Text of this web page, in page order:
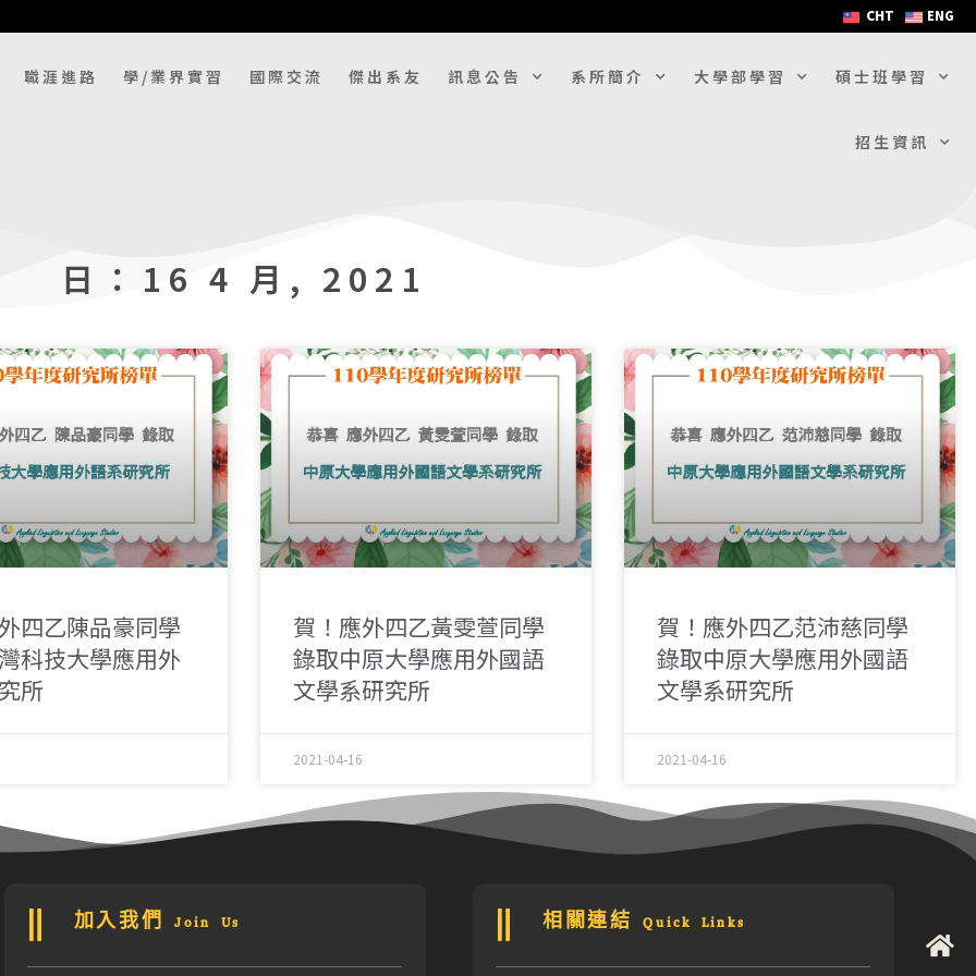
CHT ENG
職涯進路 學/業界實習 國際交流 傑出系友 訊息公告 系所簡介 大學部學習 碩士班學習
招生資訊
日：16 4 月, 2021
四乙陳品豪同學
科技大學應用外
所
賀！應外四乙黃雯萱同學
錄取中原大學應用外國語
文學系研究所
2021-04-16
賀！應外四乙范沛慈同學
錄取中原大學應用外國語
文學系研究所
2021-04-16
加入我們 Join Us 相關連結 Quick Links